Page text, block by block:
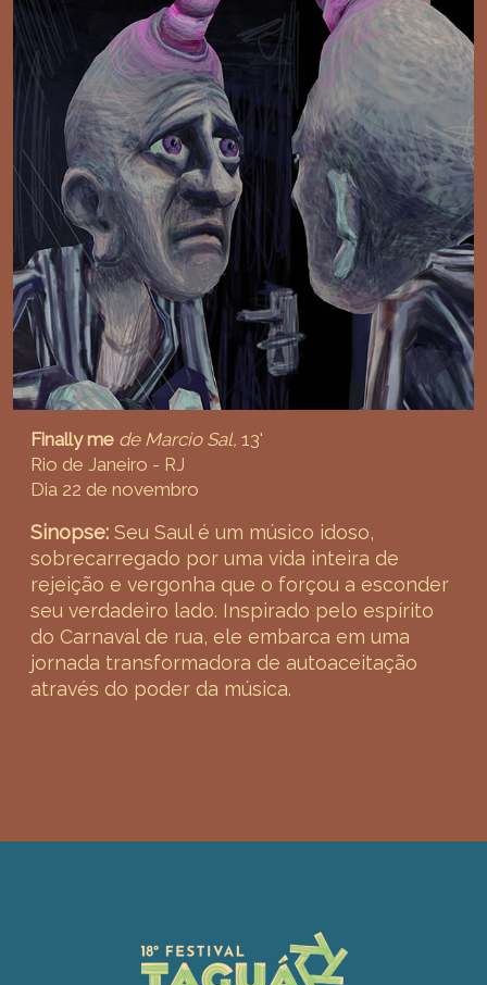
Finally me de Marcio Sal, 13'
Rio de Janeiro - RJ
Dia 22 de novembro
Sinopse: Seu Saul é um músico idoso,
sobrecarregado por uma vida inteira de
rejeição e vergonha que o forçou a esconder
seu verdadeiro lado. Inspirado pelo espírito
do Carnaval de rua, ele embarca em uma
jornada transformadora de autoaceitação
através do poder da música.